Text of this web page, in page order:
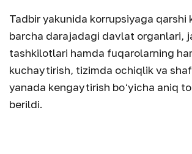
Tadbir yakunida korrupsiyaga qarshi
barcha darajadagi davlat organlari,
tashkilotlari hamda fuqarolarning
kuchaytirish, tizimda ochiqlik va
yanada kengaytirish bo‘yicha aniq
berildi.